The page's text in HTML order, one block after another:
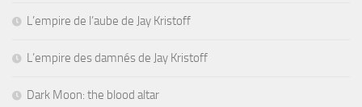
L’empire de l’aube de Jay Kristoff
L’empire des damnés de Jay Kristoff
Dark Moon: the blood altar